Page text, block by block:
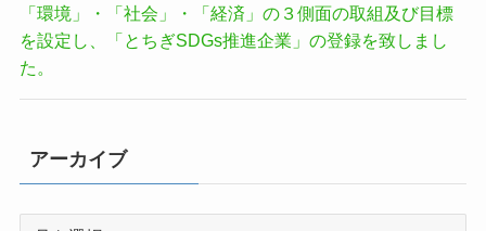
「環境」・「社会」・「経済」の３側面の取組及び目標
を設定し、「とちぎSDGs推進企業」の登録を致しまし
た。
アーカイブ